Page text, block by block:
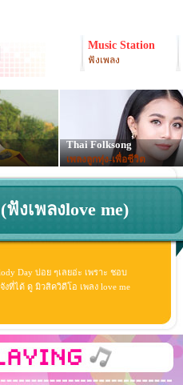
Music Station
ฟังเพลง
Thai Folksong
เพลงลูกทุ่ง-เพื่อชีวิต
งเพลงlove me)
Day บ่อย ๆเลยอ่ะ เพราะ ชอบ
งที่ได้ ดู มิวสิควิดีโอ เพลง love me